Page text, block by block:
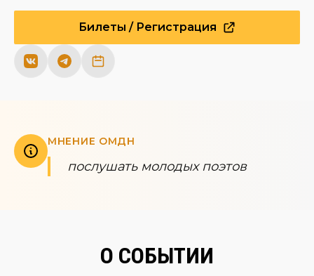
Билеты / Регистрация
МНЕНИЕ ОМДН
послушать молодых поэтов
О СОБЫТИИ